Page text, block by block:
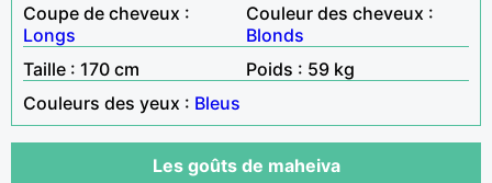
Coupe de cheveux :
Longs
Couleur des cheveux :
Blonds
Taille : 170 cm
Poids : 59 kg
Couleurs des yeux : Bleus
Les goûts de maheiva